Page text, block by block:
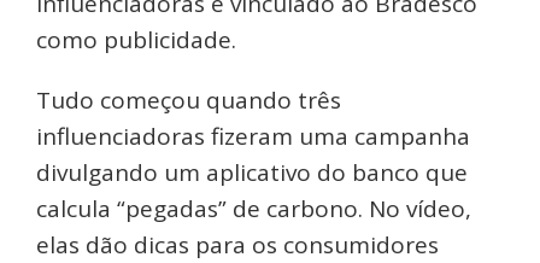
como publicidade.
Tudo começou quando três
influenciadoras fizeram uma campanha
divulgando um aplicativo do banco que
calcula “pegadas” de carbono. No vídeo,
elas dão dicas para os consumidores